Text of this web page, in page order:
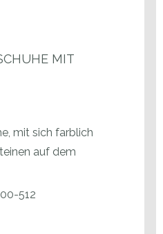
MIT
mit sich farblich
auf dem
512